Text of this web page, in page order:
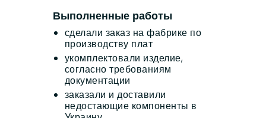
Выполненные работы
сделали заказ на фабрике по
производству плат
укомплектовали изделие,
согласно требованиям
документации
заказали и доставили
недостающие компоненты в